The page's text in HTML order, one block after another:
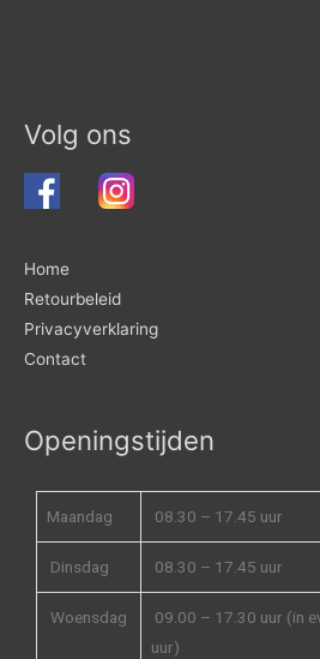
Volg ons
Home
Retourbeleid
Privacyverklaring
Contact
Openingstijden
Maandag 08.30 – 17.45 uur
Dinsdag 08.30 – 17.45 uur
Woensdag
09.00 – 17.30 uur (in
uur)